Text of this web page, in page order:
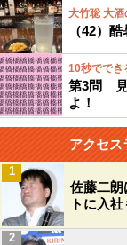
大竹聡 大酒
（42）
10秒ででき
第3問 見
よ！
アクセス
佐藤二朗
トに入
1
2